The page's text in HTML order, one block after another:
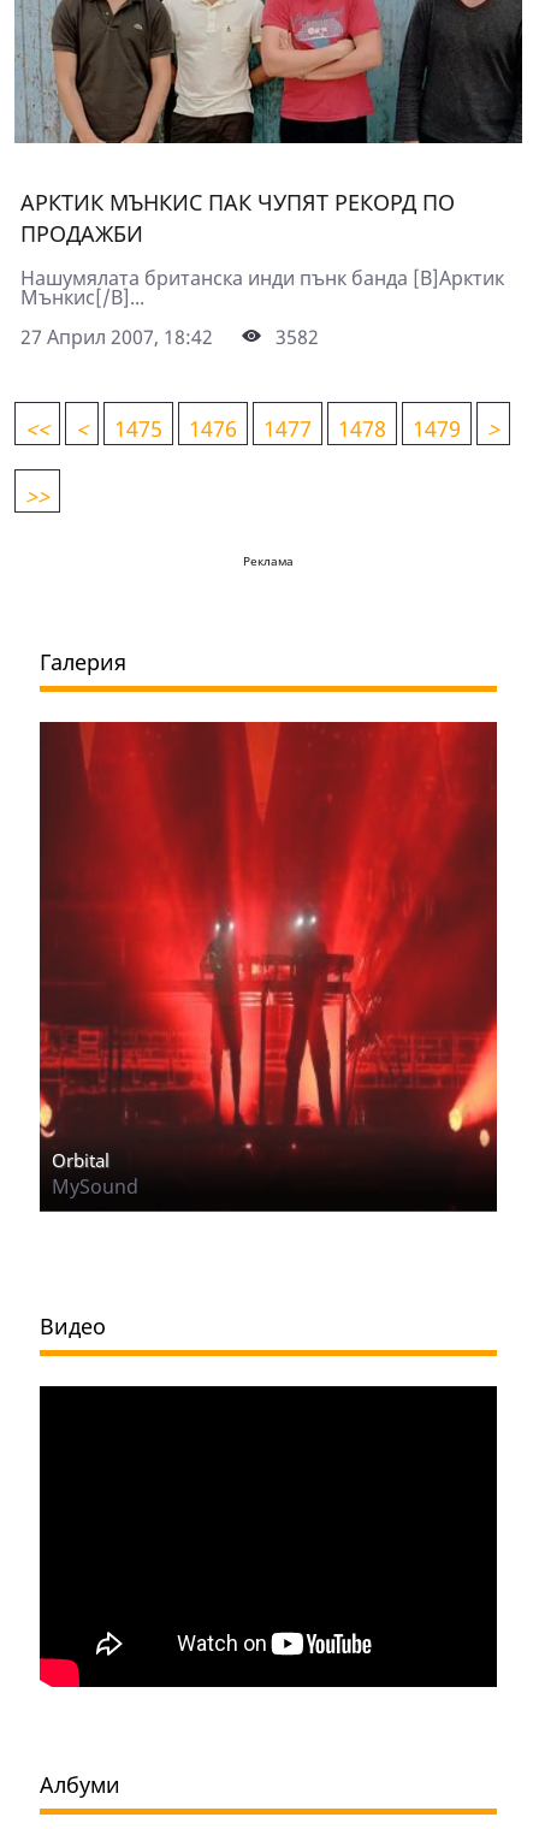
АРКТИК МЪНКИС ПАК ЧУПЯТ РЕКОРД ПО
ПРОДАЖБИ
Нашумялата британска инди пънк банда [B]Арктик
Мънкис[/B]...
27 Април 2007, 18:42
3582
<< < 1475 1476 1477 1478 1479 >
>>
Реклама
Галерия
Orbital
MySound
Видео
Албуми